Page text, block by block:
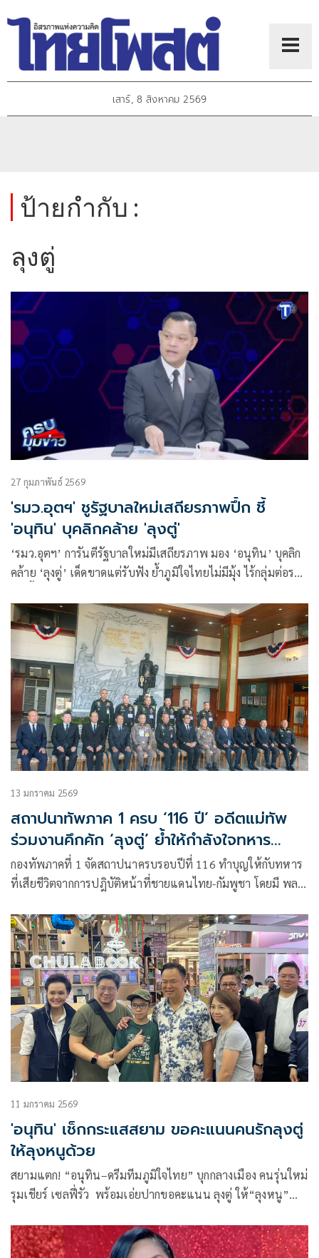
เสาร์, 8 สิงหาคม 2569
ป้ายกำกับ :
ลุงตู่
27 กุมภาพันธ์ 2569
'รมว.อุตฯ' ชูรัฐบาลใหม่เสถียรภาพปึ้ก ชี้
'อนุทิน' บุคลิกคล้าย 'ลุงตู่'
‘รมว.อุตฯ’ การันตีรัฐบาลใหม่มีเสถียรภาพ มอง ‘อนุทิน’ บุคลิก
คล้าย ‘ลุงตู่’ เด็ดขาดแต่รับฟัง ย้ำภูมิใจไทยไม่มีมุ้ง ไร้กลุ่มต่อรอง
13 มกราคม 2569
สถาปนาทัพภาค 1 ครบ ‘116 ปี’ อดีตแม่ทัพ
ร่วมงานคึกคัก ‘ลุงตู่’ ย้ำให้กำลังใจทหาร
ชายแดน
กองทัพภาคที่ 1 จัดสถาปนาครบรอบปีที่ 116 ทำบุญให้กับทหาร
ที่เสียชีวิตจากการปฎิบัติหน้าที่ชายแดนไทย-กัมพูชา โดยมี พล
11 มกราคม 2569
'อนุทิน' เช็กกระแสสยาม ขอคะแนนคนรักลุงตู่
ให้ลุงหนูด้วย
สยามแตก! “อนุทิน–ดรีมทีมภูมิใจไทย” บุกกลางเมือง คนรุ่นใหม่
รุมเชียร์ เซลฟี่รัว พร้อมเอ่ยปากขอคะแนน ลุงตู่ ให้“ลุงหนู”